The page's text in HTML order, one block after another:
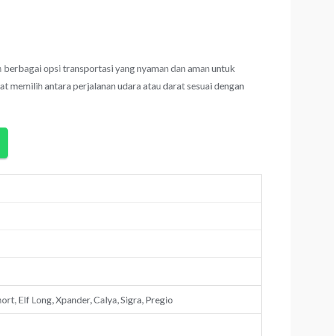
berbagai opsi transportasi yang nyaman dan aman untuk
memilih antara perjalanan udara atau darat sesuai dengan
Elf Long, Xpander, Calya, Sigra, Pregio